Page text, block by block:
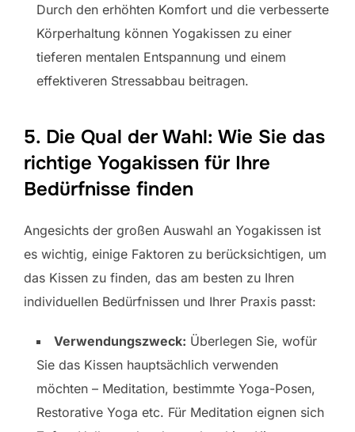
Durch den erhöhten Komfort und die verbesserte
Körperhaltung können Yogakissen zu einer
tieferen mentalen Entspannung und einem
effektiveren Stressabbau beitragen.
5. Die Qual der Wahl: Wie Sie das
richtige Yogakissen für Ihre
Bedürfnisse finden
Angesichts der großen Auswahl an Yogakissen ist
es wichtig, einige Faktoren zu berücksichtigen, um
das Kissen zu finden, das am besten zu Ihren
individuellen Bedürfnissen und Ihrer Praxis passt:
Verwendungszweck: Überlegen Sie, wofür
Sie das Kissen hauptsächlich verwenden
möchten – Meditation, bestimmte Yoga-Posen,
Restorative Yoga etc. Für Meditation eignen sich